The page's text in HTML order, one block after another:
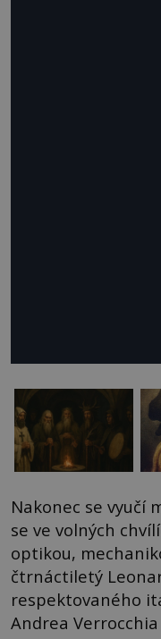
Nakonec se vyučí
se ve volných
optikou,
čtrnáctiletý
respektovaného
Andrea Verrocchia